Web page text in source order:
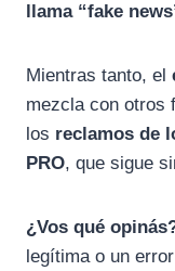
llama “fake
Mientras tanto, el
mezcla con otros
los reclamos de
PRO, que sigue
¿Vos qué
legítima o un